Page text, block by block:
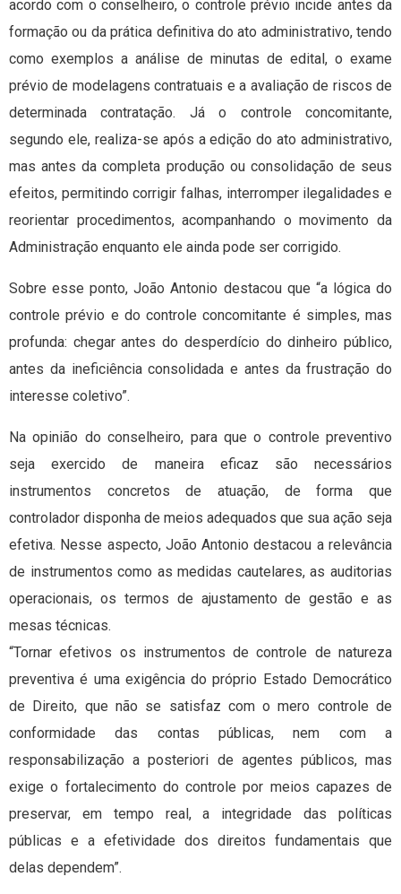
acordo com o conselheiro, o controle prévio incide antes da
formação ou da prática definitiva do ato administrativo, tendo
como exemplos a análise de minutas de edital, o exame
prévio de modelagens contratuais e a avaliação de riscos de
determinada contratação. Já o controle concomitante,
segundo ele, realiza-se após a edição do ato administrativo,
mas antes da completa produção ou consolidação de seus
efeitos, permitindo corrigir falhas, interromper ilegalidades e
reorientar procedimentos, acompanhando o movimento da
Administração enquanto ele ainda pode ser corrigido.
Sobre esse ponto, João Antonio destacou que “a lógica do
controle prévio e do controle concomitante é simples, mas
profunda: chegar antes do desperdício do dinheiro público,
antes da ineficiência consolidada e antes da frustração do
interesse coletivo”.
Na opinião do conselheiro, para que o controle preventivo
seja exercido de maneira eficaz são necessários
instrumentos concretos de atuação, de forma que
controlador disponha de meios adequados que sua ação seja
efetiva. Nesse aspecto, João Antonio destacou a relevância
de instrumentos como as medidas cautelares, as auditorias
operacionais, os termos de ajustamento de gestão e as
mesas técnicas.
“Tornar efetivos os instrumentos de controle de natureza
preventiva é uma exigência do próprio Estado Democrático
de Direito, que não se satisfaz com o mero controle de
conformidade das contas públicas, nem com a
responsabilização a posteriori de agentes públicos, mas
exige o fortalecimento do controle por meios capazes de
preservar, em tempo real, a integridade das políticas
públicas e a efetividade dos direitos fundamentais que
delas dependem”.